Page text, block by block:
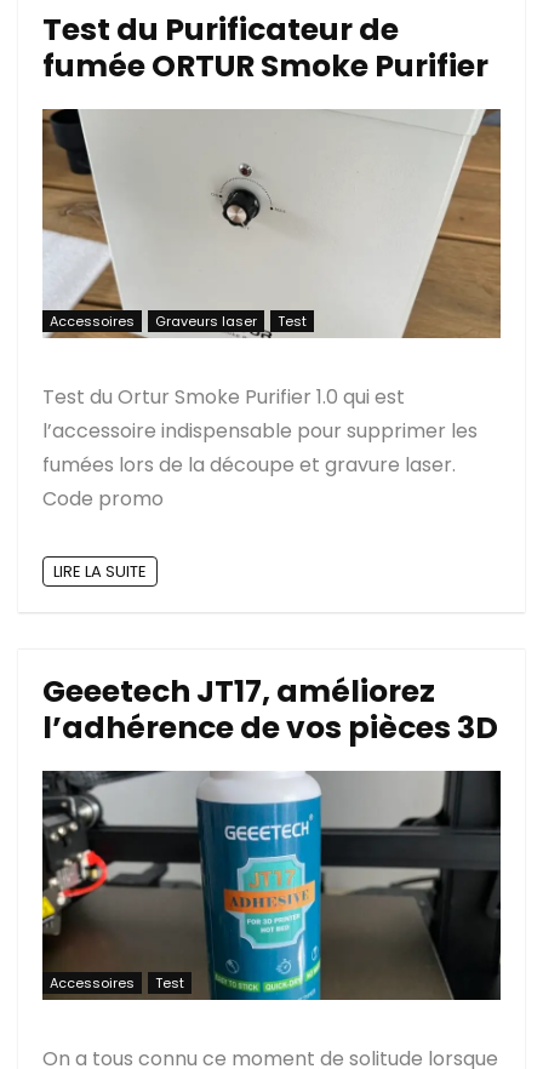
Test du Purificateur de
fumée ORTUR Smoke Purifier
Accessoires Graveurs laser Test
Test du Ortur Smoke Purifier 1.0 qui est
l’accessoire indispensable pour supprimer les
fumées lors de la découpe et gravure laser.
Code promo
LIRE LA SUITE
Geeetech JT17, améliorez
l’adhérence de vos pièces 3D
Accessoires Test
On a tous connu ce moment de solitude lorsque